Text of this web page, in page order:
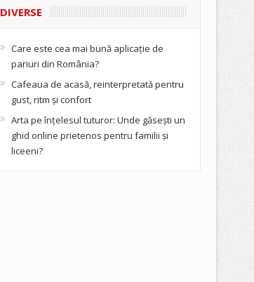
DIVERSE
Care este cea mai bună aplicație de
pariuri din România?
Cafeaua de acasă, reinterpretată pentru
gust, ritm și confort
Arta pe înțelesul tuturor: Unde găsești un
ghid online prietenos pentru familii și
liceeni?